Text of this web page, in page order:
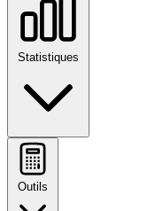
Statistiques
Outils